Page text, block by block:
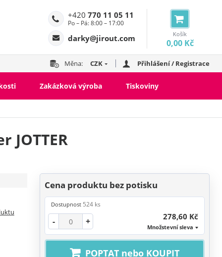
Košík
0,00 Kč
+420 770 11 05 11
Po – Pá: 8:00 – 17:00
darky@jirout.com
Měna: CZK Přihlášení / Registrace
Zakázková výroba Tiskoviny
JOTTER
Cena produktu bez potisku
Dostupnost 524 ks
- + 278,60 Kč
Množstevní sleva
POPTAT nebo KOUPIT